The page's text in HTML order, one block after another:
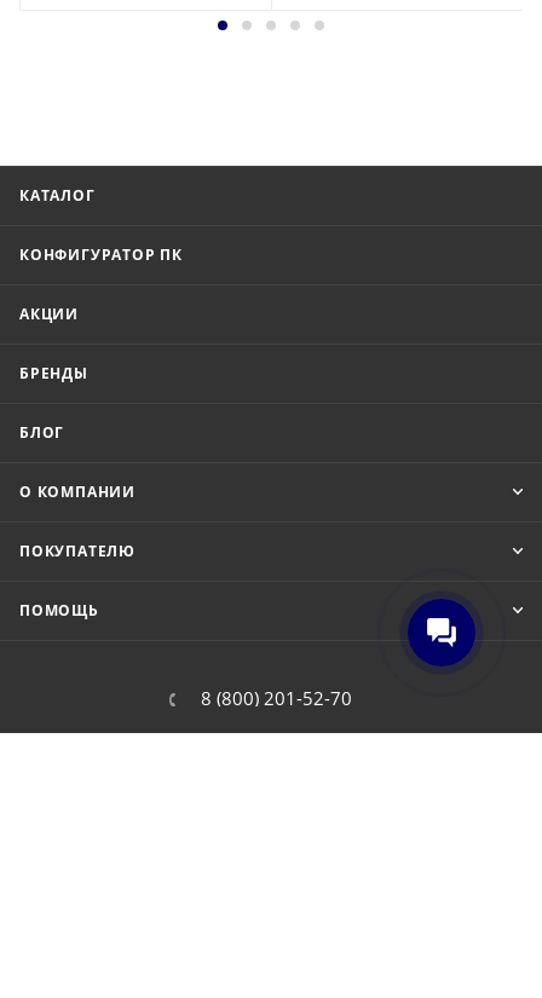
КАТАЛОГ
КОНФИГУРАТОР ПК
АКЦИИ
БРЕНДЫ
БЛОГ
О КОМПАНИИ
ПОКУПАТЕЛЮ
ПОМОЩЬ
8 (800) 201-52-70
order@cit.ru